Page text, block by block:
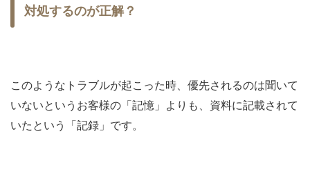
対処するのが正解？
このようなトラブルが起こった時、優先されるのは聞いて
いないというお客様の「記憶」よりも、資料に記載されて
いたという「記録」です。